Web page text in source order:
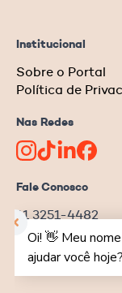
Institucional
Sobre o Portal
Política de
Nas Redes
Fale Conosco
11 3251-4482
Rua Manoel da
Bela Vista |